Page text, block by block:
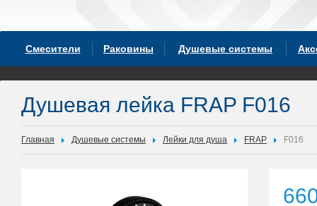
Смесители Раковины Душевые системы
Душевая лейка FRAP F016
Главная Душевые системы Лейки для душа FRAP F016